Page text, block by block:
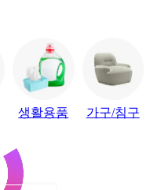
생활용품 가구/침구